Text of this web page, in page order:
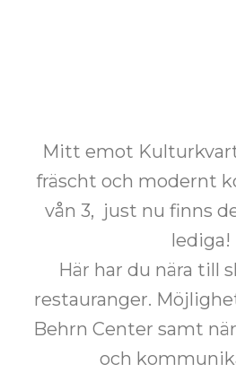
Mitt emot
fräscht och modernt
vån 3, just nu finns
lediga!
Här har du nära till
restauranger.
Behrn Center samt
och